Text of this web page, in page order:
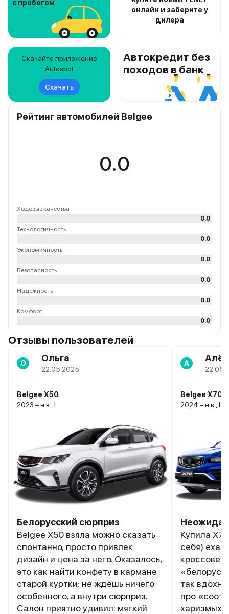
с пробегом
онлайн и заберите у
дилера
Скачайте приложение
Autospot
Скачать
Автокредит без
походов в банк
Рейтинг автомобилей Belgee
0.0
Ходовые качества
0.0
Технологичность
0.0
Экономичность
0.0
Безопасность
0.0
Надежность
0.0
Комфорт
0.0
Отзывы пользователей
О Ольга
22.05.2025
Belgee X50
2023 – н.в., I
Белорусский сюрприз
Belgee X50 взяла можно сказать
спонтанно, просто привлек
дизайн и цена за него. Оказалось,
это как найти конфету в кармане
старой куртки: не ждёшь ничего
особенного, а внутри сюрприз.
Салон приятно удивил: мягкий
А
Belgee X70
2024 – н.в., I
Купила
себя)
так
про
харизмы»,